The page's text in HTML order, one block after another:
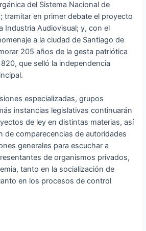
del Sistema Nacional de
tramitar en primer debate el proyecto
Industria Audiovisual; y, con el
a la ciudad de Santiago de
205 años de la gesta patriótica
que selló la independencia
especializadas, grupos
instancias legislativas continuarán
de ley en distintas materias, así
de comparecencias de autoridades
generales para escuchar a
de organismos privados,
tanto en la socialización de
en los procesos de control